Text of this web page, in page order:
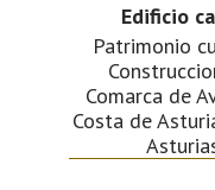
Edificio
Patrimonio
Comarca de
Costa de